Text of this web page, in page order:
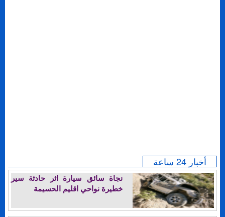
أخبار 24 ساعة
نجاة سائق سيارة اثر حادثة سير
خطيرة نواحي اقليم الحسيمة